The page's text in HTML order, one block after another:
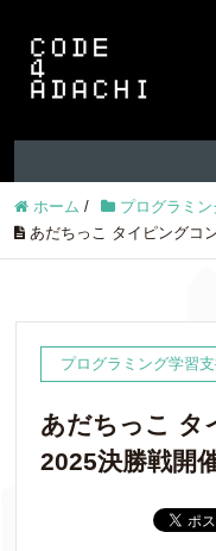
ホーム / プログラミ
あだちっこ タイピングコ
プログラミング学習
あだちっこ タ
2025決勝戦開